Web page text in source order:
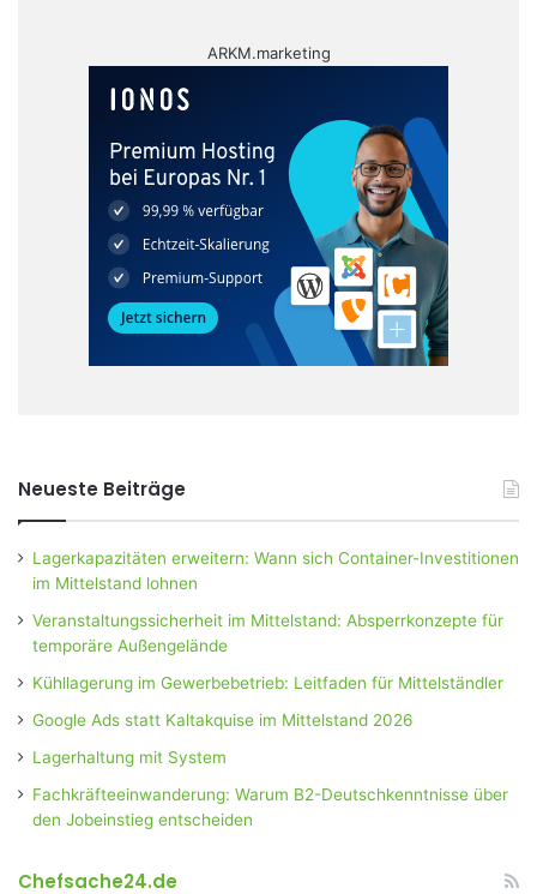
ARKM.marketing
Neueste Beiträge
Lagerkapazitäten erweitern: Wann sich Container-Investitionen
im Mittelstand lohnen
Veranstaltungssicherheit im Mittelstand: Absperrkonzepte für
temporäre Außengelände
Kühllagerung im Gewerbebetrieb: Leitfaden für Mittelständler
Google Ads statt Kaltakquise im Mittelstand 2026
Lagerhaltung mit System
Fachkräfteeinwanderung: Warum B2-Deutschkenntnisse über
den Jobeinstieg entscheiden
Chefsache24.de